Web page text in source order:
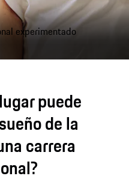
experimentado
puede
de la
carrera